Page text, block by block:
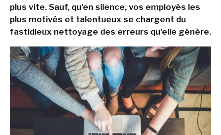
plus vite. Sauf, qu'en silence, vos employés les
plus motivés et talentueux se chargent du
fastidieux nettoyage des erreurs qu'elle génère.